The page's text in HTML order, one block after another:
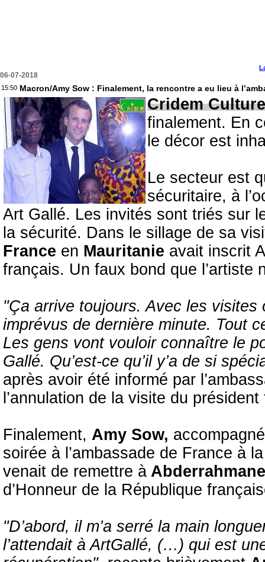
06-07-2018
15:50 Macron/Amy Sow : Finalement, la rencontre a eu lieu à
Cridem Culture
finalement. En
le décor est
Le secteur est
sécuritaire, à
Art Gallé. Les invités sont triés sur
la sécurité. Dans le sillage de sa
France en Mauritanie avait inscrit
français. Un faux bond que l’artiste
"Ça arrive toujours. Avec les visites
imprévus de dernière minute. Tout
Les gens vont vouloir connaître le
Gallé. Qu’est-ce qu’il y’a de si
après avoir été informé par
l’annulation de la visite du
Finalement, Amy Sow,
soirée à l’ambassade de France à
venait de remettre à
d’Honneur de la République
"D’abord, il m’a serré la main
l’attendait à ArtGallé, (…) qui est